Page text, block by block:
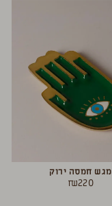
מגש חמסה ירוק
₪220